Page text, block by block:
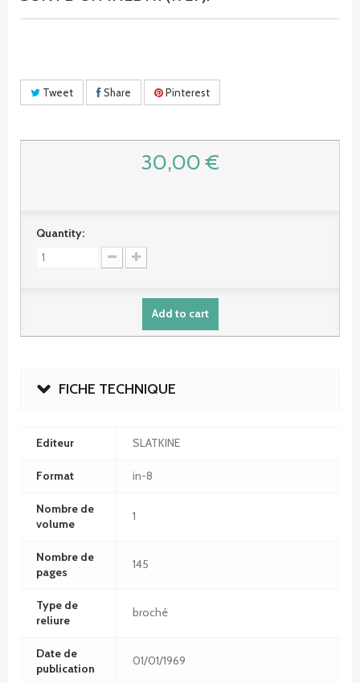
Tweet Share Pinterest
30,00 €
Quantity:
Add to cart
FICHE TECHNIQUE
Editeur SLATKINE
Format in-8
Nombre de
volume
1
Nombre de
pages
145
Type de
reliure
broché
Date de
publication
01/01/1969